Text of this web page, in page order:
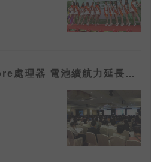
處理器 電池續航力延長3